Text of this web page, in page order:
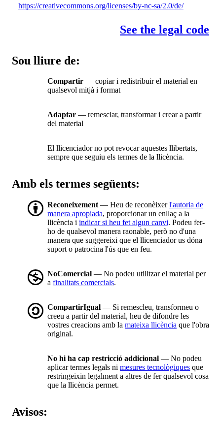
https://creativecommons.org/licenses/by-nc-sa/2.0/de/
See the legal code
Sou lliure de:
Compartir — copiar i redistribuir el material en
qualsevol mitjà i format
Adaptar — remesclar, transformar i crear a partir
del material
El llicenciador no pot revocar aquestes llibertats,
sempre que seguiu els termes de la llicència.
Amb els termes següents:
Reconeixement — Heu de reconèixerl'autoria de
manera apropiada, proporcionar un enllaç a la
llicència i indicar si heu fet algun canvi. Podeu fer-
ho de qualsevol manera raonable, però no d'una
manera que suggereixi que el llicenciador us dóna
suport o patrocina l'ús que en feu.
NoComercial — No podeu utilitzar el material per
a finalitats comercials.
CompartirIgual — Si remescleu, transformeu o
creeu a partir del material, heu de difondre les
vostres creacions amb la mateixa llicència que l'obra
original.
No hi ha cap restricció addicional — No podeu
aplicar termes legals ni mesures tecnològiques que
restringeixin legalment a altres de fer qualsevol cosa
que la llicència permet.
Avisos: